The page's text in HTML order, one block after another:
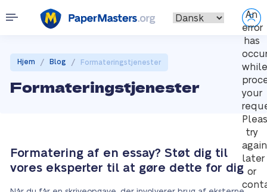
An
error
has
while
your
try
again
later
or
Hjem / Blog / Formateringstjenester
Formateringstjenester
Formatering af en essay? Støt dig til
vores eksperter til at gøre dette for dig